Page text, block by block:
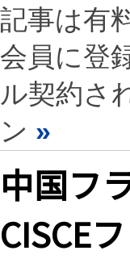
記事は有
会員に登
ル契約さ
ン »
中国フ
CISCE